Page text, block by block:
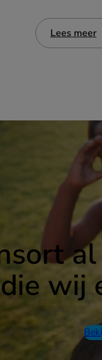
Lees meer
:
Uitbreiding
wij